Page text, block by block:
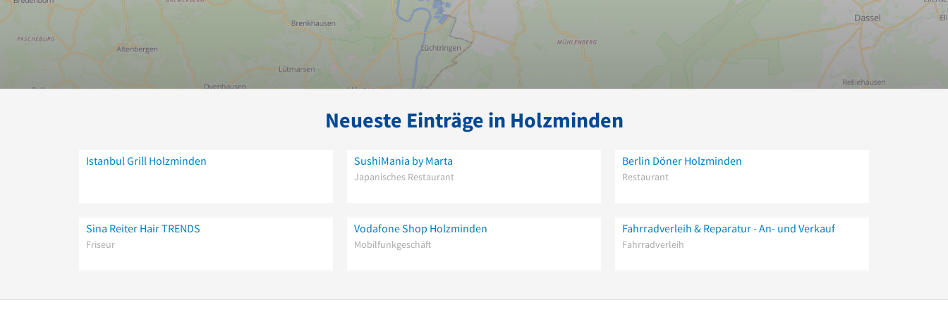
Neueste Einträge in Holzminden
Istanbul Grill Holzminden SushiMania by Marta
Japanisches Restaurant
Berlin Döner Holzminden
Restaurant
Sina Reiter Hair TRENDS
Friseur
Vodafone Shop Holzminden
Mobilfunkgeschäft
Fahrradverleih & Reparatur - An- und Verkauf
Fahrradverleih